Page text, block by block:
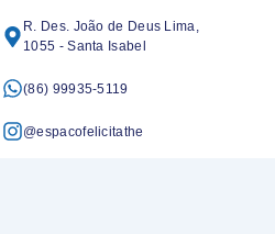
R. Des. João de Deus Lima,
1055 - Santa Isabel
(86) 99935-5119
@espacofelicitathe